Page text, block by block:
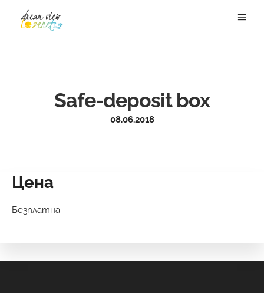
Safe-deposit box
08.06.2018
Цена
Безплатна